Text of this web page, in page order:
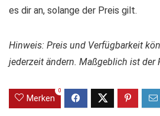
es dir an, solange der Preis gilt.
Hinweis: Preis und Verfügbarkeit
jederzeit ändern. Maßgeblich ist der
Merken
0